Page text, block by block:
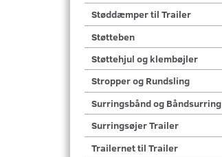
Støddæmper til Trailer
Støtteben
Støttehjul og klembøjler
Stropper og Rundsling
Surringsbånd og Båndsurring
Surringsøjer Trailer
Trailernet til Trailer